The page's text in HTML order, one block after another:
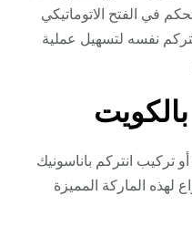
في الفتح الاتوماتيكي
نفسه لتسهيل عملية
تركيب انتركم باناسونيك
لهذه الماركة المميزة